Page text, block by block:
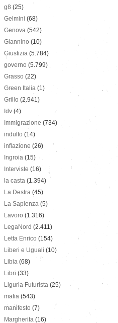
g8 (25)
Gelmini (68)
Genova (542)
Giannino (10)
Giustizia (5.784)
governo (5.799)
Grasso (22)
Green Italia (1)
Grillo (2.941)
Idv (4)
Immigrazione (734)
indulto (14)
inflazione (26)
Ingroia (15)
Interviste (16)
la casta (1.394)
La Destra (45)
La Sapienza (5)
Lavoro (1.316)
LegaNord (2.411)
Letta Enrico (154)
Liberi e Uguali (10)
Libia (68)
Libri (33)
Liguria Futurista (25)
mafia (543)
manifesto (7)
Margherita (16)